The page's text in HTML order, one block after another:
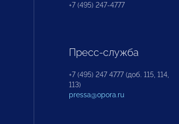
+7 (495) 247-4777
Пресс-служба
+7 (495) 247 4777 (доб. 115, 114,
113)
pressa@opora.ru